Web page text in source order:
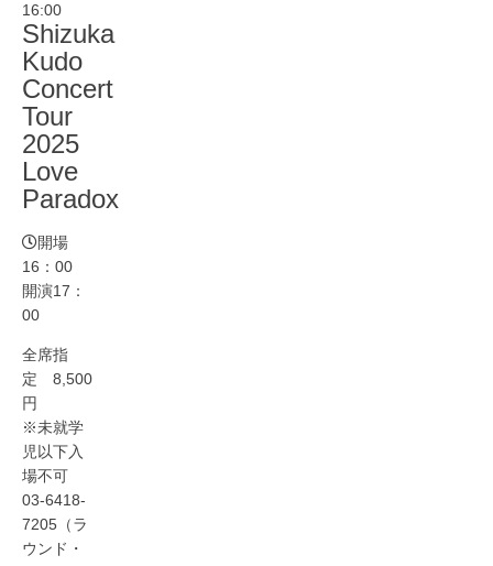
16:00
Shizuka
Kudo
Concert
Tour
2025
Love
Paradox
開場
16：00
開演17：
00
全席指
定 8,500
円
※未就学
児以下入
場不可
03-6418-
7205（ラ
ウンド・